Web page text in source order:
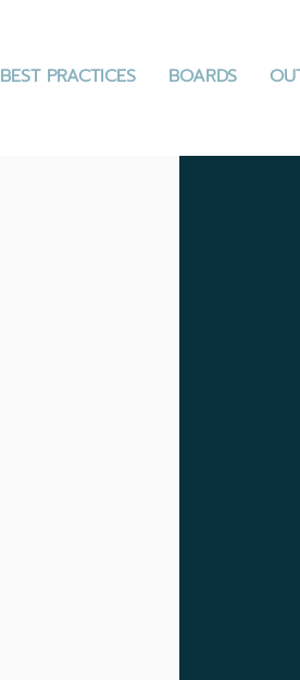
BEST PRACTICES BOARDS